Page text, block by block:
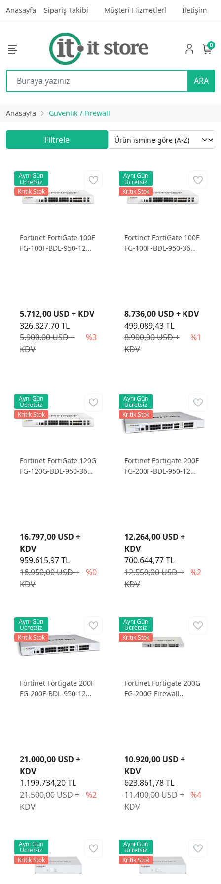
Anasayfa Sipariş Takibi Müşteri Hizmetlerl İletişim
ARA
0
Anasayfa Güvenlik / Firewall
Filtrele
Fortinet FortiGate 100F
FG-100F-BDL-950-12
5.900,00 USD +
KDV
%3
5.712,00 USD + KDV
326.327,70 TL
Aynı Gün
Ücretsiz
Kritik Stok
Fortinet FortiGate 100F
FG-100F-BDL-950-36
8.900,00 USD +
KDV
%1
8.736,00 USD + KDV
499.089,43 TL
Aynı Gün
Ücretsiz
Kritik Stok
Fortinet FortiGate 120G
FG-120G-BDL-950-36
16.950,00 USD +
KDV
%0
16.797,00 USD +
KDV
959.615,97 TL
Aynı Gün
Ücretsiz
Kritik Stok
Fortinet Fortigate 200F
FG-200F-BDL-950-12
12.550,00 USD +
KDV
%2
12.264,00 USD +
KDV
700.644,77 TL
Aynı Gün
Ücretsiz
Kritik Stok
Fortinet Fortigate 200F
FG-200F-BDL-950-12
21.500,00 USD +
KDV
%2
21.000,00 USD +
KDV
1.199.734,20 TL
Aynı Gün
Ücretsiz
Kritik Stok
Fortinet Fortigate 200G
FG-200G Firewall
11.400,00 USD +
KDV
%4
10.920,00 USD +
KDV
623.861,78 TL
Aynı Gün
Ücretsiz
Kritik Stok
Aynı Gün
Ücretsiz
Kritik Stok
Aynı Gün
Ücretsiz
Kritik Stok